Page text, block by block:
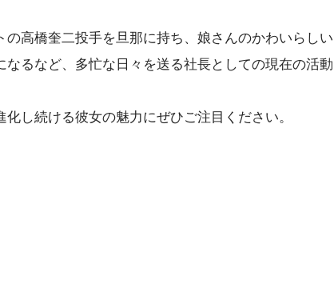
の高橋奎二投手を旦那に持ち、娘さんのかわいらしい
るなど、多忙な日々を送る社長としての現在の活動
し続ける彼女の魅力にぜひご注目ください。